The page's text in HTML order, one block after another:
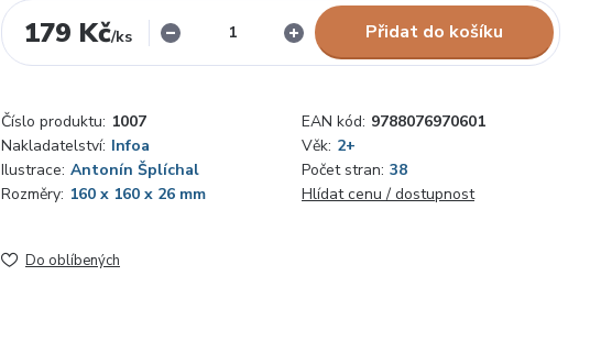
179 Kč/ks Přidat do košíku
Číslo produktu: 1007 EAN kód: 9788076970601
Nakladatelství: Infoa Věk: 2+
Ilustrace: Antonín Šplíchal Počet stran: 38
Rozměry: 160 x 160 x 26 mm Hlídat cenu / dostupnost
Do oblíbených